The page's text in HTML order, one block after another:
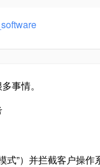
事情。
”）并拦截客户操